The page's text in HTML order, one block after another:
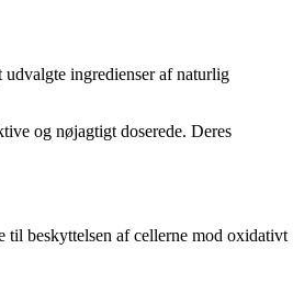
ingredienser af naturlig
og nøjagtigt doserede. Deres
til beskyttelsen af cellerne mod oxidativt